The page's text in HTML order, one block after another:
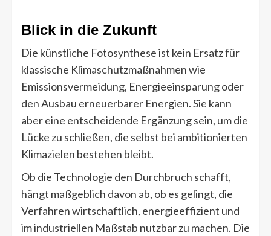
Blick in die Zukunft
Die künstliche Fotosynthese ist kein Ersatz für
klassische Klimaschutzmaßnahmen wie
Emissionsvermeidung, Energieeinsparung oder
den Ausbau erneuerbarer Energien. Sie kann
aber eine entscheidende Ergänzung sein, um die
Lücke zu schließen, die selbst bei ambitionierten
Klimazielen bestehen bleibt.
Ob die Technologie den Durchbruch schafft,
hängt maßgeblich davon ab, ob es gelingt, die
Verfahren wirtschaftlich, energieeffizient und
im industriellen Maßstab nutzbar zu machen. Die